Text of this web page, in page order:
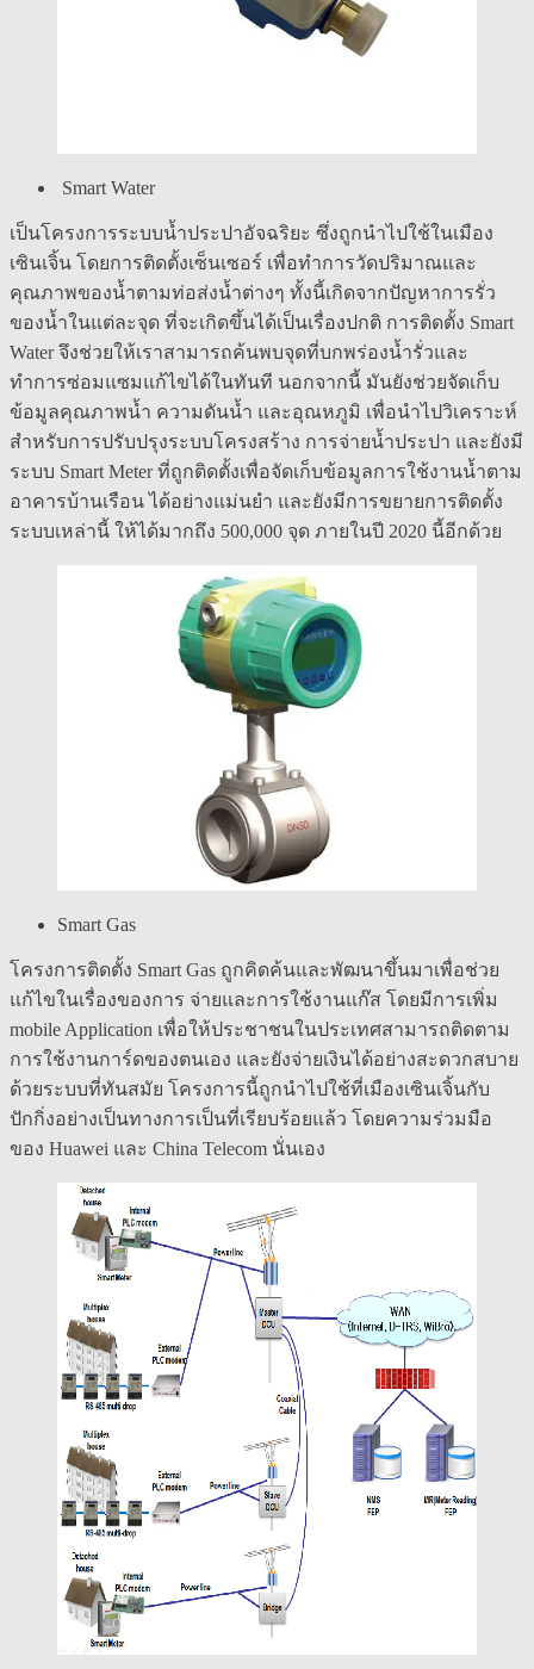
Smart Water
เป็นโครงการระบบน้ำประปาอัจฉริยะ ซึ่งถูกนำไปใช้ในเมือง
เซินเจิ้น โดยการติดตั้งเซ็นเซอร์ เพื่อทำการวัดปริมาณและ
คุณภาพของน้ำตามท่อส่งน้ำต่างๆ ทั้งนี้เกิดจากปัญหาการรั่ว
ของน้ำในแต่ละจุด ที่จะเกิดขึ้นได้เป็นเรื่องปกติ การติดตั้ง Smart
Water จึงช่วยให้เราสามารถค้นพบจุดที่บกพร่องน้ำรั่วและ
ทำการซ่อมแซมแก้ไขได้ในทันที นอกจากนี้ มันยังช่วยจัดเก็บ
ข้อมูลคุณภาพน้ำ ความดันน้ำ และอุณหภูมิ เพื่อนำไปวิเคราะห์
สำหรับการปรับปรุงระบบโครงสร้าง การจ่ายน้ำประปา และยังมี
ระบบ Smart Meter ที่ถูกติดตั้งเพื่อจัดเก็บข้อมูลการใช้งานน้ำตาม
อาคารบ้านเรือน ได้อย่างแม่นยำ และยังมีการขยายการติดตั้ง
ระบบเหล่านี้ ให้ได้มากถึง 500,000 จุด ภายในปี 2020 นี้อีกด้วย
Smart Gas
โครงการติดตั้ง Smart Gas ถูกคิดค้นและพัฒนาขึ้นมาเพื่อช่วย
แก้ไขในเรื่องของการ จ่ายและการใช้งานแก๊ส โดยมีการเพิ่ม
mobile Application เพื่อให้ประชาชนในประเทศสามารถติดตาม
การใช้งานการ์ดของตนเอง และยังจ่ายเงินได้อย่างสะดวกสบาย
ด้วยระบบที่ทันสมัย โครงการนี้ถูกนำไปใช้ที่เมืองเซินเจิ้นกับ
ปักกิ่งอย่างเป็นทางการเป็นที่เรียบร้อยแล้ว โดยความร่วมมือ
ของ Huawei และ China Telecom นั่นเอง